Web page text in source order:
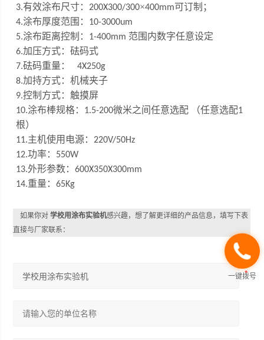
3.有效涂布尺寸： 200X300/300×400mm可订制 ；
4.涂布厚度范围： 10-3000um
5.涂布距离控制： 1-400mm 范围内数字任意设定
6.加压方式：砝码式
7.砝码重量：4X250g
8.加持方式：机械夹子
9.控制方式：触摸屏
10.涂布棒规格： 1.5-200微米之间任意选配 （任意选配1
根）
11.主机使用电源： 220V/50Hz
12.功率： 550W
13.外形参数：600X350X300mm
14.重量：65Kg
如果你对学校用涂布实验机感兴趣，想了解更详细的产品信息，填写下表
直接与厂家联系：
一键拨号